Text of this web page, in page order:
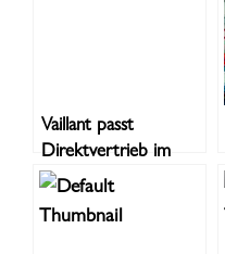
Vaillant passt
Direktvertrieb im
SHK-Sektor an –